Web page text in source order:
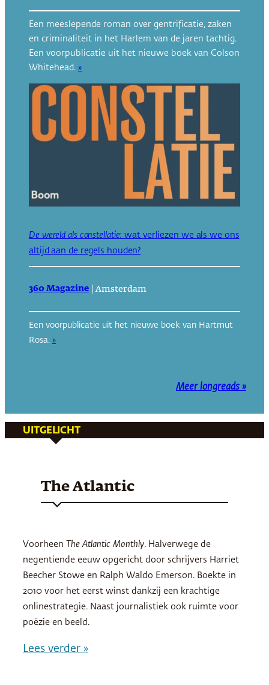
Een meeslepende roman over gentrificatie, zaken
en criminaliteit in het Harlem van de jaren tachtig.
Een voorpublicatie uit het nieuwe boek van Colson
Whitehead. »
De wereld als constellatie: wat verliezen we als we ons
altijd aan de regels houden?
360 Magazine Amsterdam
Een voorpublicatie uit het nieuwe boek van Hartmut
Rosa. »
Meer longreads »
UITGELICHT
The Atlantic
Voorheen The Atlantic Monthly. Halverwege de
negentiende eeuw opgericht door schrijvers Harriet
Beecher Stowe en Ralph Waldo Emerson. Boekte in
2010 voor het eerst winst dankzij een krachtige
onlinestrategie. Naast journalistiek ook ruimte voor
poëzie en beeld.
Lees verder »